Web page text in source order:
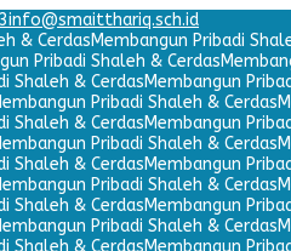
info@smaitthariq.sch.id
& CerdasMembangun Pribadi
Pribadi Shaleh & Cerdas
Shaleh & CerdasMembangun
Pribadi Shaleh & Cerdas
Shaleh & CerdasMembangun
Pribadi Shaleh & Cerdas
Shaleh & CerdasMembangun
Pribadi Shaleh & Cerdas
Shaleh & CerdasMembangun
Pribadi Shaleh & Cerdas
Shaleh & CerdasMembangun